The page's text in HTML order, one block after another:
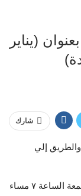
(يناير
شارك
والطريق إلي
‎تعقد تنسيقية شباب الأحزاب والسياسيين غدا الجمعة الساعة ٧ مساء